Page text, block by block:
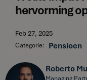
hervorming
Feb 27, 2025
Categorie: Pensioen
Roberto
Managing